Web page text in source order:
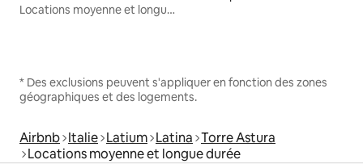
Locations moyenne et longue durée
* Des exclusions peuvent s'appliquer en fonction des zones
géographiques et des logements.
Airbnb Italie Latium Latina Torre Astura
Locations moyenne et longue durée